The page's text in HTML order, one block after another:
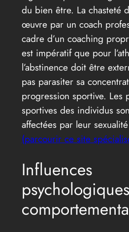
du bien être. La chasteté
œuvre par un coach
cadre d’un coaching
est impératif que pour
l’abstinence doit être
pas parasiter sa
progression sportive. Les
sportives des individus
affectées par leur
(parcourir ce site
Influences